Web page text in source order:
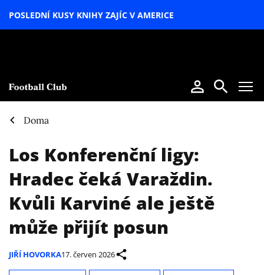
POSLEDNÍ KUSY KNIHY ZAJÍC V AMERICE
Doma
Los Konferenční ligy:
Hradec čeká Varaždin.
Kvůli Karviné ale ještě
může přijít posun
JIŘÍ HOVORKA17. červen 2026